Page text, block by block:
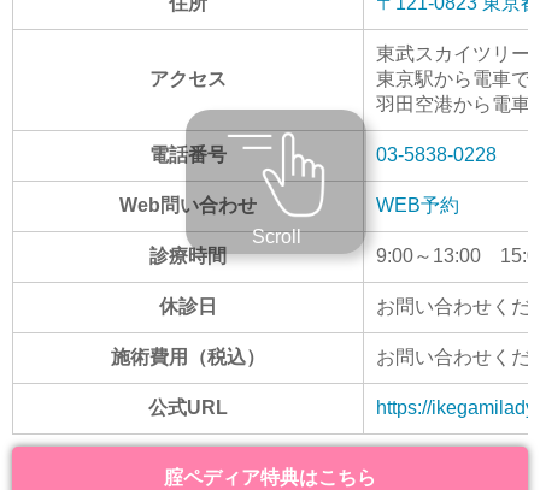
アクセス
東武スカイツリー
東京駅から電車で
羽田空港から電車
電話番号 03-5838-0228
Web問い合わせ WEB予約
診療時間 9:00～13:00
休診日 お問い合わせくだ
施術費用（税込） お問い合わせくだ
公式URL https://
Scroll
腟ペディア特典はこちら